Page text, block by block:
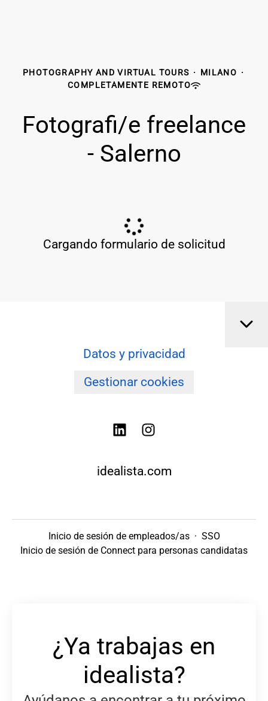
PHOTOGRAPHY AND VIRTUAL TOURS · MILANO ·
COMPLETAMENTE REMOTO
Fotografi/e freelance
- Salerno
Cargando formulario de solicitud
Datos y privacidad
Gestionar cookies
idealista.com
Inicio de sesión de empleados/as · SSO
Inicio de sesión de Connect para personas candidatas
¿Ya trabajas en
idealista?